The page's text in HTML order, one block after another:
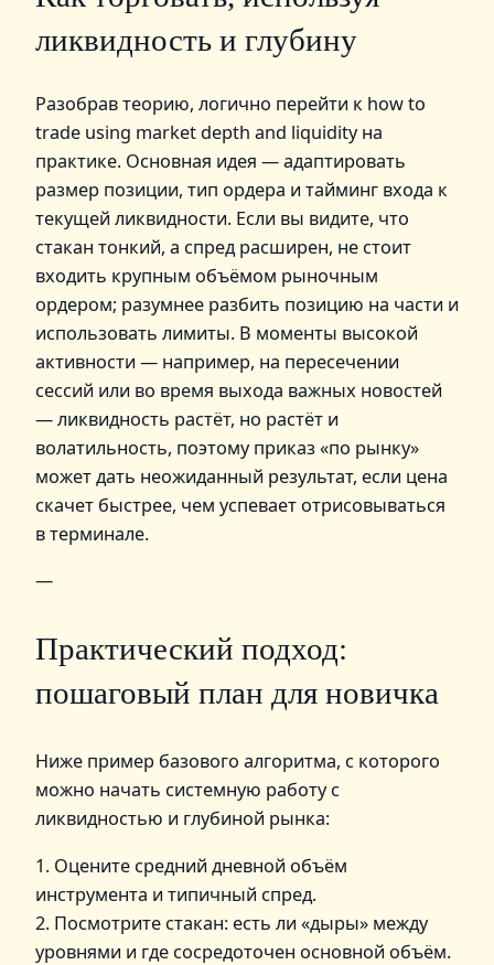
ликвидность и глубину
Разобрав теорию, логично перейти к how to
trade using market depth and liquidity на
практике. Основная идея — адаптировать
размер позиции, тип ордера и тайминг входа к
текущей ликвидности. Если вы видите, что
стакан тонкий, а спред расширен, не стоит
входить крупным объёмом рыночным
ордером; разумнее разбить позицию на части и
использовать лимиты. В моменты высокой
активности — например, на пересечении
сессий или во время выхода важных новостей
— ликвидность растёт, но растёт и
волатильность, поэтому приказ «по рынку»
может дать неожиданный результат, если цена
скачет быстрее, чем успевает отрисовываться
в терминале.
—
Практический подход:
пошаговый план для новичка
Ниже пример базового алгоритма, с которого
можно начать системную работу с
ликвидностью и глубиной рынка:
1. Оцените средний дневной объём
инструмента и типичный спред.
2. Посмотрите стакан: есть ли «дыры» между
уровнями и где сосредоточен основной объём.